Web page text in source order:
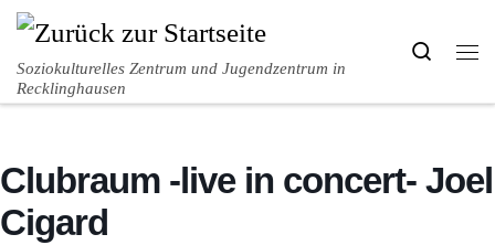
Zum Inhalt springen
Soziokulturelles Zentrum und Jugendzentrum in
Recklinghausen
Search
Clubraum -live in concert- Joel
Cigard